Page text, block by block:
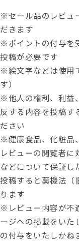
※セール品のレビュ
だきます
※ポイントの付与を
投稿が必要です
※絵文字などは使用
す）
※他人の権利、利益
反する内容を投稿す
ださい
※健康食品、化粧品
レビューの閲覧者に
などについて保証し
投稿すると薬機法（
ります
※レビュー内容が不
ージへの掲載をいた
の付与をいたしかね